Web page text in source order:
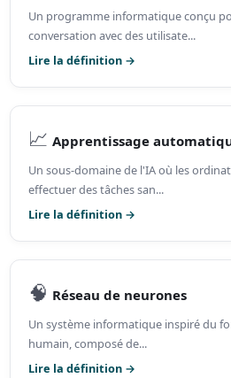
Un programme informatique conçu
conversation avec des utilisate...
Lire la définition →
📈 Apprentissage
Un sous-domaine de l'IA où les
effectuer des tâches san...
Lire la définition →
🧠 Réseau de neurones
Un système informatique inspiré du
humain, composé de...
Lire la définition →